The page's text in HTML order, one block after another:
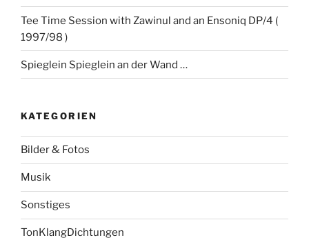
Tee Time Session with Zawinul and an Ensoniq DP/4 (
1997/98 )
Spieglein Spieglein an der Wand …
KATEGORIEN
Bilder & Fotos
Musik
Sonstiges
TonKlangDichtungen